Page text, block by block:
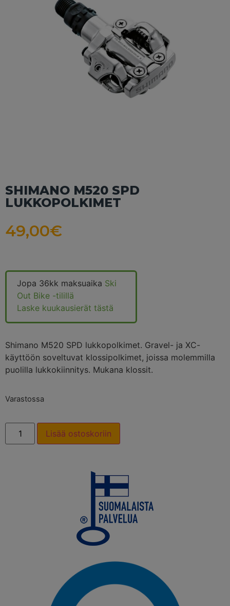
SHIMANO M520 SPD
LUKKOPOLKIMET
49,00€
Jopa 36kk maksuaika Ski
Out Bike -tilillä
Laske kuukausierät tästä
Shimano M520 SPD lukkopolkimet. Gravel- ja XC-
käyttöön soveltuvat klossipolkimet, joissa molemmilla
puolilla lukkokiinnitys. Mukana klossit.
Varastossa
Lisää ostoskoriin